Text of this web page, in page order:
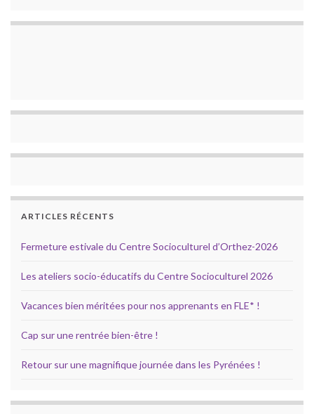
ARTICLES RÉCENTS
Fermeture estivale du Centre Socioculturel d’Orthez-2026
Les ateliers socio-éducatifs du Centre Socioculturel 2026
Vacances bien méritées pour nos apprenants en FLE* !
Cap sur une rentrée bien-être !
Retour sur une magnifique journée dans les Pyrénées !